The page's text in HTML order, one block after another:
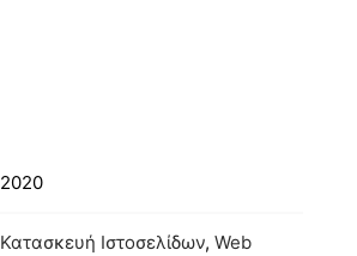
2020
Κατασκευή Ιστοσελίδων, Web